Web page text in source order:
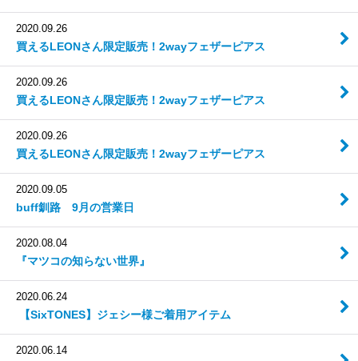
2020.09.26
買えるLEONさん限定販売！2wayフェザーピアス
2020.09.26
買えるLEONさん限定販売！2wayフェザーピアス
2020.09.26
買えるLEONさん限定販売！2wayフェザーピアス
2020.09.05
buff釧路 9月の営業日
2020.08.04
『マツコの知らない世界』
2020.06.24
【SixTONES】 ジェシー様ご着用アイテム
2020.06.14